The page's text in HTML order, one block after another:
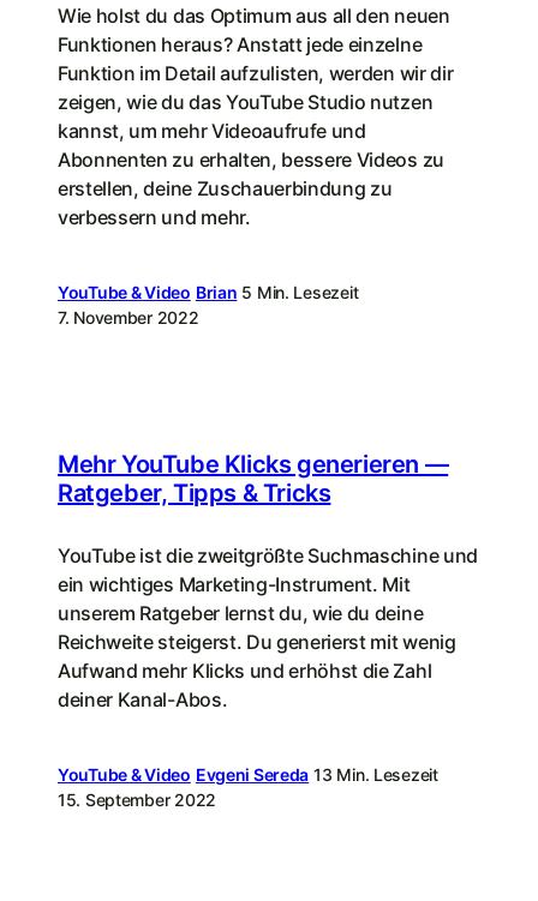
Wie holst du das Optimum aus all den neuen
Funktionen heraus? Anstatt jede einzelne
Funktion im Detail aufzulisten, werden wir dir
zeigen, wie du das YouTube Studio nutzen
kannst, um mehr Videoaufrufe und
Abonnenten zu erhalten, bessere Videos zu
erstellen, deine Zuschauerbindung zu
verbessern und mehr.
YouTube & Video Brian 5 Min. Lesezeit
7. November 2022
Mehr YouTube Klicks generieren —
Ratgeber, Tipps & Tricks
YouTube ist die zweitgrößte Suchmaschine und
ein wichtiges Marketing-Instrument. Mit
unserem Ratgeber lernst du, wie du deine
Reichweite steigerst. Du generierst mit wenig
Aufwand mehr Klicks und erhöhst die Zahl
deiner Kanal-Abos.
YouTube & Video Evgeni Sereda 13 Min. Lesezeit
15. September 2022